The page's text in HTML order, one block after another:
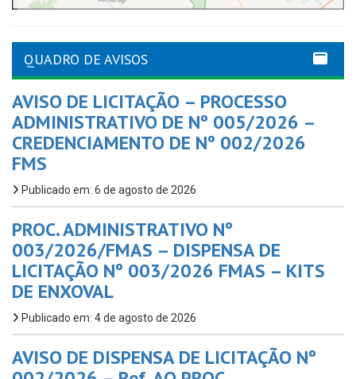
QUADRO DE AVISOS
AVISO DE LICITAÇÃO – PROCESSO
ADMINISTRATIVO DE Nº 005/2026 –
CREDENCIAMENTO DE Nº 002/2026
FMS
Publicado em: 6 de agosto de 2026
PROC. ADMINISTRATIVO Nº
003/2026/FMAS – DISPENSA DE
LICITAÇÃO Nº 003/2026 FMAS – KITS
DE ENXOVAL
Publicado em: 4 de agosto de 2026
AVISO DE DISPENSA DE LICITAÇÃO Nº